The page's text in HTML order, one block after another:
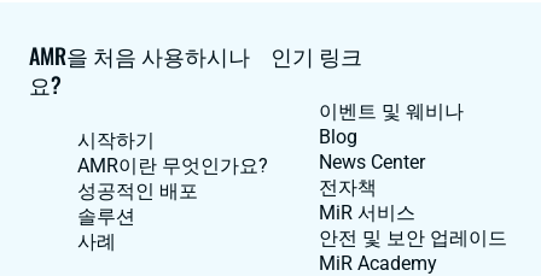
AMR을 처음 사용하시나
요?
시작하기
AMR이란 무엇인가요?
성공적인 배포
솔루션
사례
인기 링크
이벤트 및 웨비나
Blog
News Center
전자책
MiR 서비스
안전 및 보안 업레이드
MiR Academy